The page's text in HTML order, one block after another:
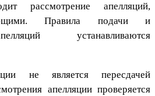
рассмотрение апелляций,
Правила подачи и
устанавливаются
не является пересдачей
апелляции проверяется